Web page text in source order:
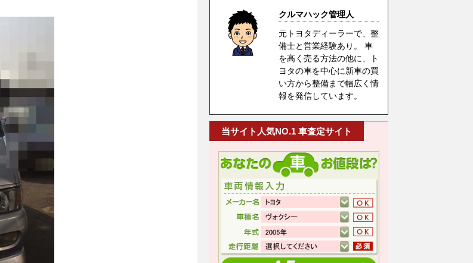
クルマハック管理人
元トヨタディーラーで、整
備士と営業経験あり。 車
を高く売る方法の他に、ト
ヨタの車を中心に新車の買
い方から整備まで幅広く情
報を発信しています。
当サイト人気NO.1 車査定サイト